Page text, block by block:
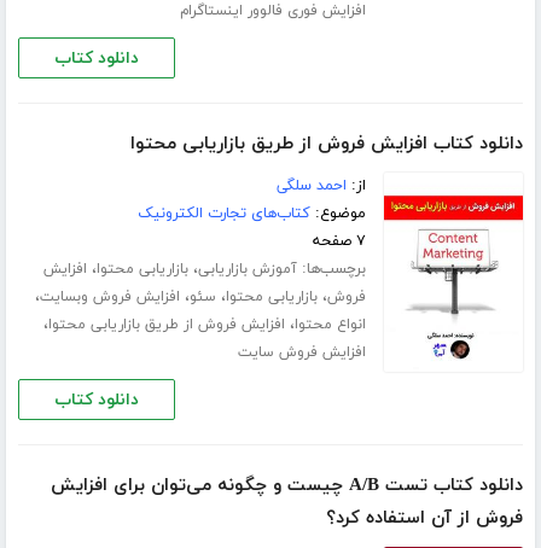
افزایش فوری فالوور اینستاگرام
دانلود کتاب
دانلود کتاب افزایش فروش از طریق بازاریابی محتوا
از: احمد سلگی
موضوع:کتاب‌های تجارت الکترونیک
۷ صفحه
برچسب‌ها:آموزش بازاریابی،بازاریابی محتوا، افزایش
فروش،بازاریابی محتوا، سئو، افزایش فروش وبسایت،
انواع محتوا، افزایش فروش از طریق بازاریابی محتوا،
افزایش فروش سایت
دانلود کتاب
دانلود کتاب تست A/B چیست و چگونه می‌توان برای افزایش
فروش از آن استفاده کرد؟